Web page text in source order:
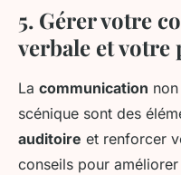
5. Gérer votre
verbale et votre
La communication
scénique sont des
auditoire et renforcer
conseils pour